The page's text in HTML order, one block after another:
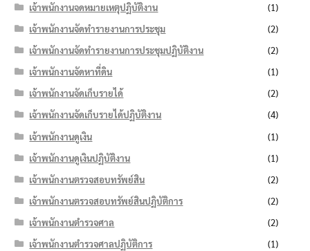
เจ้าพนักงานจดหมายเหตุปฏิบัติงาน
(1)
เจ้าพนักงานจัดทำรายงานการประชุม
(2)
เจ้าพนักงานจัดทำรายงานการประชุมปฏิบัติงาน
(2)
เจ้าพนักงานจัดหาที่ดิน
(1)
เจ้าพนักงานจัดเก็บรายได้
(2)
เจ้าพนักงานจัดเก็บรายได้ปฏิบัติงาน
(4)
เจ้าพนักงานดูเงิน
(1)
เจ้าพนักงานดูเงินปฏิบัติงาน
(1)
เจ้าพนักงานตรวจสอบทรัพย์สิน
(2)
เจ้าพนักงานตรวจสอบทรัพย์สินปฏิบัติการ
(2)
เจ้าพนักงานตำรวจศาล
(2)
เจ้าพนักงานตำรวจศาลปฏิบัติการ
(1)